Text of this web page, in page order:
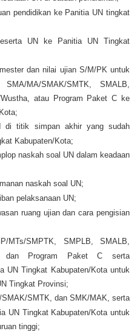
pendidikan ke Panitia UN tingkat
UN ke Panitia UN Tingkat
dan nilai ujian S/M/PK untuk
MA/SMAK/SMTK, SMALB,
atau Program Paket C ke
di titik simpan akhir yang sudah
Kabupaten/Kota;
naskah soal UN dalam keadaan
naskah soal UN;
pelaksanaan UN;
ruang ujian dan cara pengisian
MTs/SMPTK, SMPLB, SMALB,
dan Program Paket C serta
UN Tingkat Kabupaten/Kota untuk
Tingkat Provinsi;
SMTK, dan SMK/MAK, serta
UN Tingkat Kabupaten/Kota untuk
tinggi;